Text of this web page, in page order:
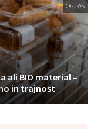
OGLAS
ali BIO material –
in trajnost